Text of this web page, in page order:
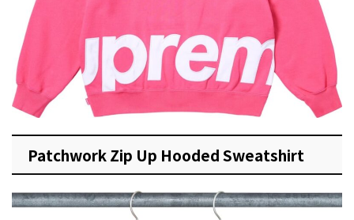
Patchwork Zip Up Hooded Sweatshirt